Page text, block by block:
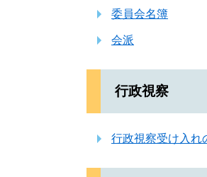
委員会名簿
会派
行政視察
行政視察受け入れ